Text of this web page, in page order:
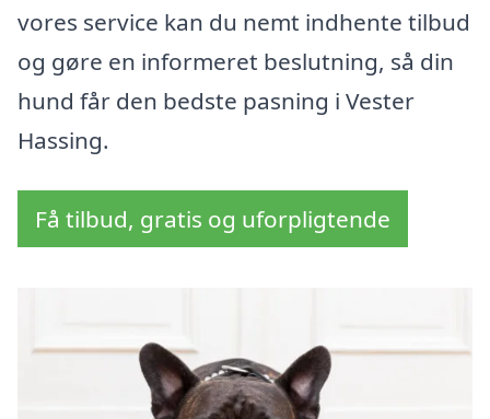
vores service kan du nemt indhente tilbud
og gøre en informeret beslutning, så din
hund får den bedste pasning i Vester
Hassing.
Få tilbud, gratis og uforpligtende